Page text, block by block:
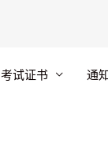
考试证书 通